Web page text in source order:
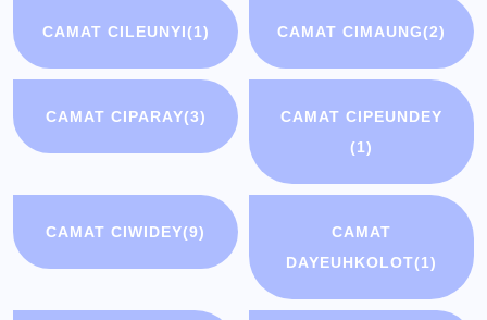
CAMAT CILEUNYI(1) CAMAT CIMAUNG(2)
CAMAT CIPARAY(3)
CAMAT CIPEUNDEY
(1)
CAMAT CIWIDEY(9)
CAMAT
DAYEUHKOLOT(1)